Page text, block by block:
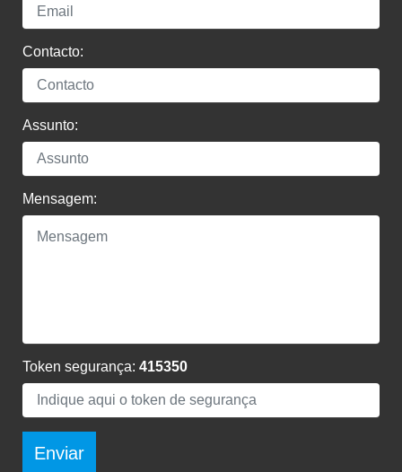
Contacto:
Assunto:
Mensagem:
Token segurança: 415350
Enviar